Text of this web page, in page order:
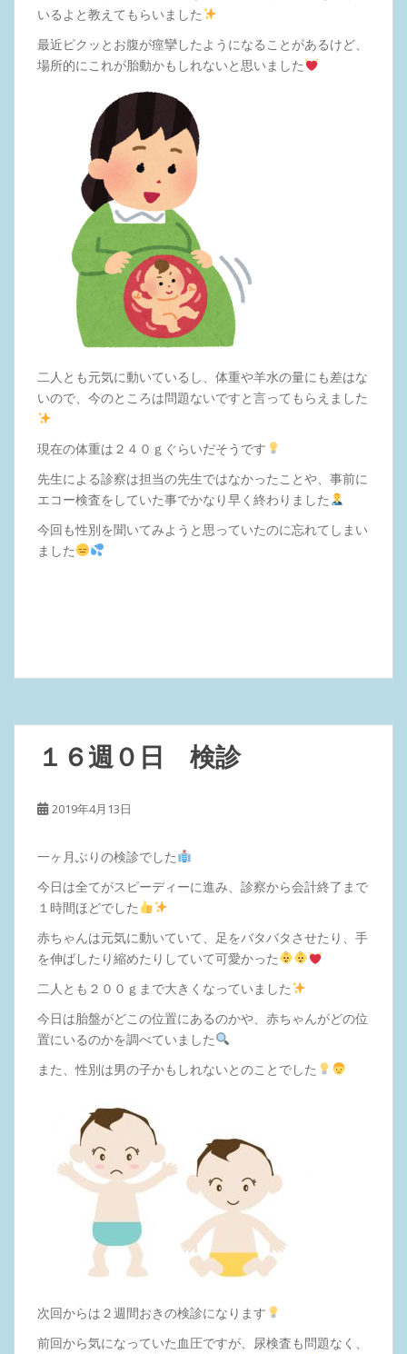
いるよと教えてもらいました
最近ピクッとお腹が痙攣したようになることがあるけど、
場所的にこれが胎動かもしれないと思いました
二人とも元気に動いているし、体重や羊水の量にも差はな
いので、今のところは問題ないですと言ってもらえました
現在の体重は２４０ｇぐらいだそうです
先生による診察は担当の先生ではなかったことや、事前に
エコー検査をしていた事でかなり早く終わりました
今回も性別を聞いてみようと思っていたのに忘れてしまい
ました
１６週０日 検診
2019年4月13日
一ヶ月ぶりの検診でした
今日は全てがスピーディーに進み、診察から会計終了まで
１時間ほどでした
赤ちゃんは元気に動いていて、足をバタバタさせたり、手
を伸ばしたり縮めたりしていて可愛かった
二人とも２００ｇまで大きくなっていました
今日は胎盤がどこの位置にあるのかや、赤ちゃんがどの位
置にいるのかを調べていました
また、性別は男の子かもしれないとのことでした
次回からは２週間おきの検診になります
前回から気になっていた血圧ですが、尿検査も問題なく、